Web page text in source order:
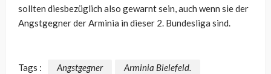
sollten diesbezüglich also gewarnt sein, auch wenn sie der
Angstgegner der Arminia in dieser 2. Bundesliga sind.
Tags : Angstgegner
Arminia Bielefeld.